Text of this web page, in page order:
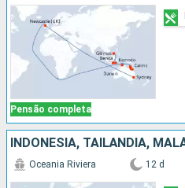
Pensão completa
Oceania Riviera 12 d